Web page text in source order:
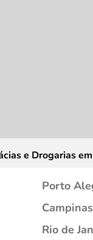
e Drogarias em
Porto
Campinas
Rio de